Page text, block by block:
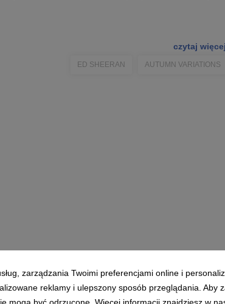
czytaj
ED SHEERAN AUTUMN VARIATIONS
RODO
zarządzania Twoimi preferencjami online i
reklamy i ulepszony sposób przeglądania. Aby